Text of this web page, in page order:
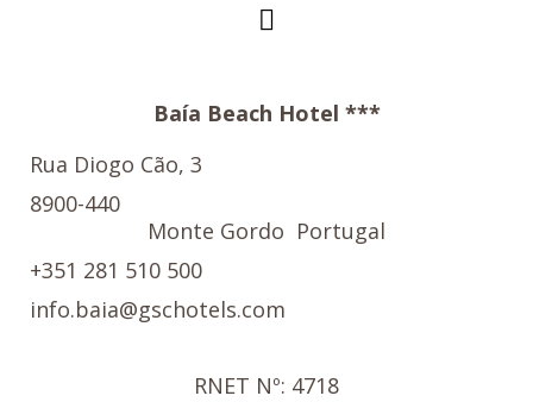
Baía Beach Hotel ***
Rua Diogo Cão, 3
8900-440
Monte Gordo Portugal
+351 281 510 500
info.baia@gschotels.com
RNET Nº: 4718